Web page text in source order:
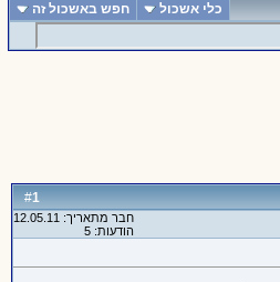
כלי אשכול חפש באשכול זה
#
1
חבר מתאריך: 12.05.11
הודעות: 5